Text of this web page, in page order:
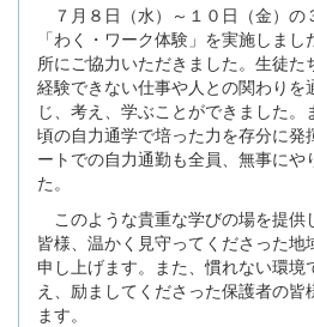
７月８日（水）～１０日（金）の
「わく・ワーク体験」を実施しま
所にご協力いただきました。生徒た
経験できない仕事や人との関わりを
じ、考え、学ぶことができました。
頃の自力通学で培った力を存分に発
ートでの自力通勤も全員、無事にや
た。
このような貴重な学びの場を提供
皆様、温かく見守ってくださった
申し上げます。また、慣れない環境
え、励ましてくださった保護者の皆
ます。